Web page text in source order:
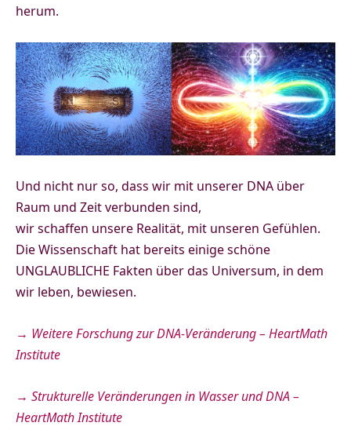
herum.
Und nicht nur so, dass wir mit unserer DNA über
Raum und Zeit verbunden sind,
wir schaffen unsere Realität, mit unseren Gefühlen.
Die Wissenschaft hat bereits einige schöne
UNGLAUBLICHE Fakten über das Universum, in dem
wir leben, bewiesen.
→ Weitere Forschung zur DNA-Veränderung – HeartMath
Institute
→ Strukturelle Veränderungen in Wasser und DNA –
HeartMath Institute